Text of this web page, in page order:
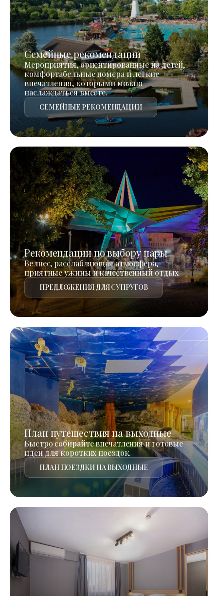
Семейные рекомендации
Мероприятия, ориентированные на детей,
комфортабельные номера и легкие
впечатления, которыми можно
наслаждаться вместе.
СЕМЕЙНЫЕ РЕКОМЕНДАЦИИ
Рекомендации по выбору пары
Велнес, расслабляющая атмосфера,
приятные ужины и качественный отдых.
ПРЕДЛОЖЕНИЯ ДЛЯ СУПРУГОВ
План путешествия на выходные
Быстро собирайте впечатления и готовые
идеи для коротких поездок.
ПЛАН ПОЕЗДКИ НА ВЫХОДНЫЕ